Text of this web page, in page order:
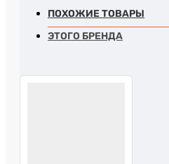
ПОХОЖИЕ ТОВАРЫ
ЭТОГО БРЕНДА